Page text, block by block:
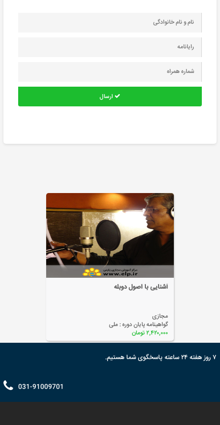
ارسال
آشنایی با اصول دوبله
گواهینامه پایان دوره :ملی
۷ روز هفته ۲۴ ساعته پاسخگوی شما هستیم.
031-91009701